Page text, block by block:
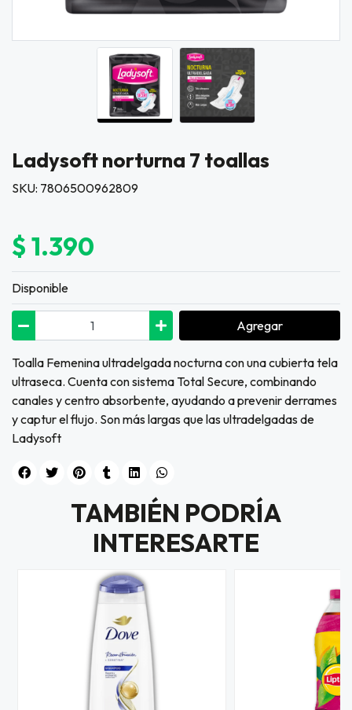
Ladysoft norturna 7 toallas
SKU: 7806500962809
$ 1.390
Disponible
Agregar
Toalla Femenina ultradelgada nocturna con una cubierta tela
ultraseca. Cuenta con sistema Total Secure, combinando
canales y centro absorbente, ayudando a prevenir derrames
y captur el flujo. Son más largas que las ultradelgadas de
Ladysoft
TAMBIÉN PODRÍA
INTERESARTE